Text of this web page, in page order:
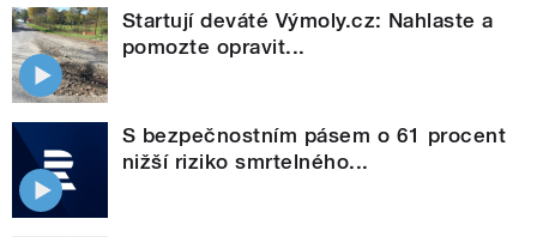
Startují deváté Výmoly.cz: Nahlaste a
pomozte opravit...
S bezpečnostním pásem o 61 procent
nižší riziko smrtelného...